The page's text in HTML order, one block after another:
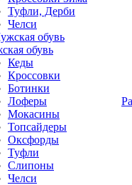
Туфли, Дерби
Челси
обувь
Кеды
Кроссовки
Ботинки
Лоферы
Мокасины
Топсайдеры
Оксфорды
Туфли
Слипоны
Челси